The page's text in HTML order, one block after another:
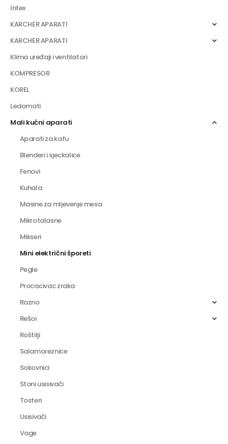
Intex
KARCHER APARATI
KARCHER APARATI
Klima uređaji i ventilatori
KOMPRESOR
KOREL
Ledomati
Mali kućni aparati
Aparati za kafu
Blenderi i sjeckalice
Fenovi
Kuhala
Masine za mljevenje mesa
Mikrotalasne
Mikseri
Mini električni šporeti
Pegle
Prociscivac zraka
Razno
Rešoi
Roštilji
Salamoreznice
Sokovnici
Stoni usisivači
Tosteri
Usisivači
Vage